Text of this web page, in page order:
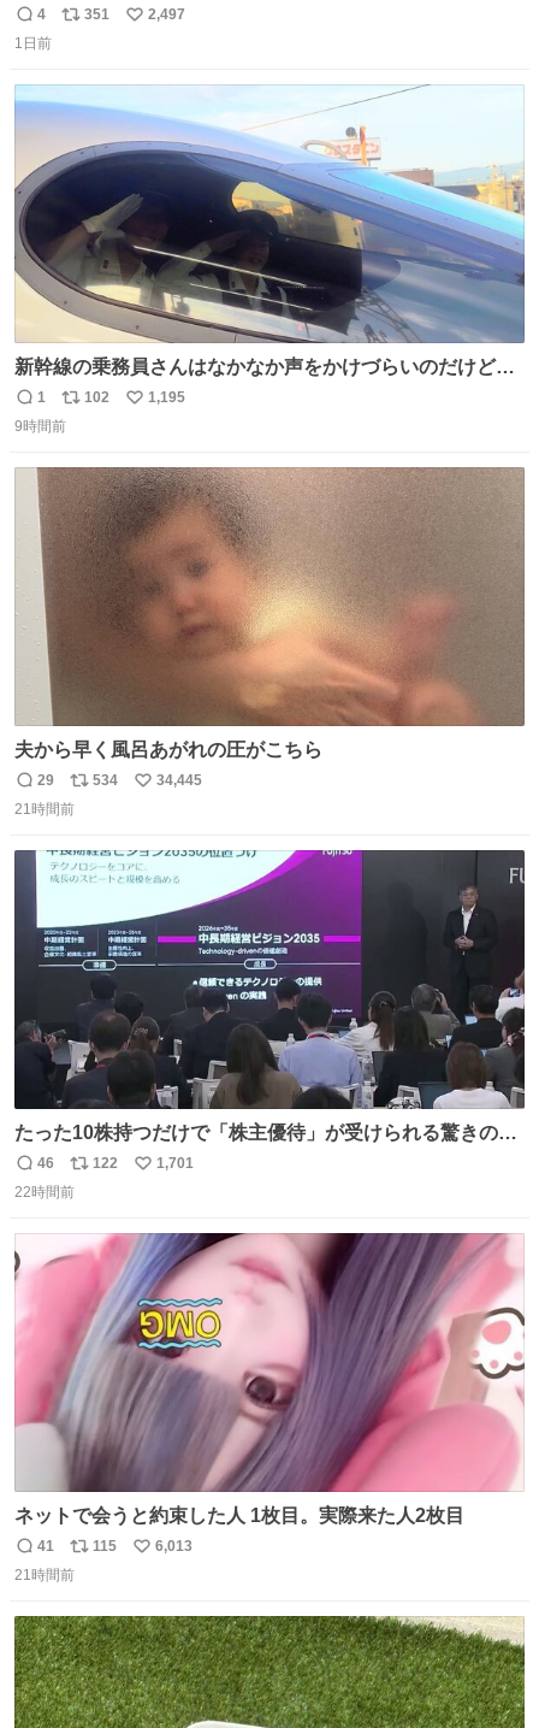
礼。
返
信
4
リ
ト
351
い
2,497
1日前
新幹線の乗務員さんはなかなか声をかけづらいのだけど😅
ルミエールの運転士さん、運転台にカメラマン向けたらお
二人で敬礼🫡✨ 暗くて上手く撮れないなぁ…な顔してた
で載せて大丈夫です！」と自ら言ってくださる親切気さく
なS運転士さん感謝
返
信
1
リ
ポ
ト
数
102
い
数
1,195
9時間前
夫から早く風呂あがれの圧がこちら
返
信
29
リ
ポ
ト
534
い
数
34,445
21時間前
たった10株持つだけで「株主優待」が受けられる驚きの企
業ランキング 第9位：不二家（株価：約2,400円） 第8位：
日本マクドナルド（株価：約7,600円） 第7位：ソニーグル
1,070円） 第5位：壱番屋（CoCo壱番屋カレー）（株価：
約900円）
返
信
46
リ
ポ
ト
122
い
数
1,701
22時間前
ネットで会うと約束した人 1枚目。実際来た人2枚目
返
信
41
リ
ポ
ト
数
115
い
数
6,013
21時間前